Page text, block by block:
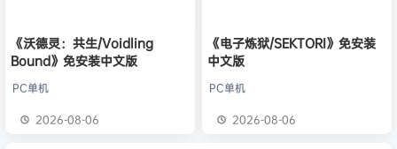
《沃德灵：共生/Voidling
Bound》免安装中文版
PC单机
2026-08-06
《电子炼狱/SEKTORI》免安装
中文版
PC单机
2026-08-06